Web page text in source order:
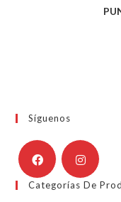
Síguenos
Categorías De